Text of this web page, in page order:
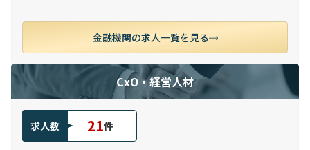
金融機関の求人一覧を見る
CxO・経営人材
求人数 21件